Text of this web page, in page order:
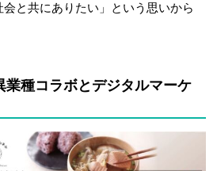
と共にありたい」という思いから
業種コラボとデジタルマーケ